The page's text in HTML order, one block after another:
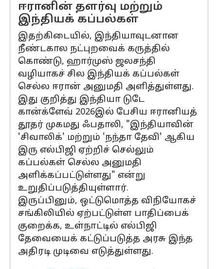
ஈரானின் தளர்வு மற்றும்
இந்தியக் கப்பல்கள்
இதற்கிடையில், இந்தியாவுடனான
நீண்டகால நட்புறவைக் கருத்தில்
கொண்டு, ஹார்முஸ் ஜலசந்தி
வழியாகச் சில இந்தியக் கப்பல்கள்
செல்ல ஈரான் அனுமதி அளித்துள்ளது.
இது குறித்து இந்தியா டுடே
கான்க்ளேவ் 2026இல் பேசிய ஈரானியத்
தூதர் முகமது ஃபதாலி, "இந்தியாவின்
'சிவாலிக்' மற்றும் 'நந்தா தேவி' ஆகிய
இரு எல்பிஜி ஏற்றிச் செல்லும்
கப்பல்கள் செல்ல அனுமதி
அளிக்கப்பட்டுள்ளது" என்று
உறுதிப்படுத்தியுள்ளார்.
இருப்பினும், ஒட்டுமொத்த விநியோகச்
சங்கிலியில் ஏற்பட்டுள்ள பாதிப்பைக்
குறைக்க, உள்நாட்டில் எல்பிஜி
தேவையைக் கட்டுப்படுத்த அரசு இந்த
அதிரடி முடிவை எடுத்துள்ளது.